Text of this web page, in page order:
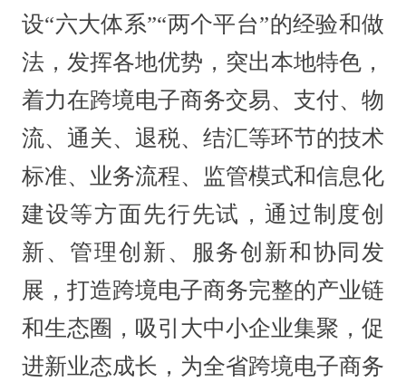
设“六大体系”“两个平台”的经验和做
法，发挥各地优势，突出本地特色，
着力在跨境电子商务交易、支付、物
流、通关、退税、结汇等环节的技术
标准、业务流程、监管模式和信息化
建设等方面先行先试，通过制度创
新、管理创新、服务创新和协同发
展，打造跨境电子商务完整的产业链
和生态圈，吸引大中小企业集聚，促
进新业态成长，为全省跨境电子商务